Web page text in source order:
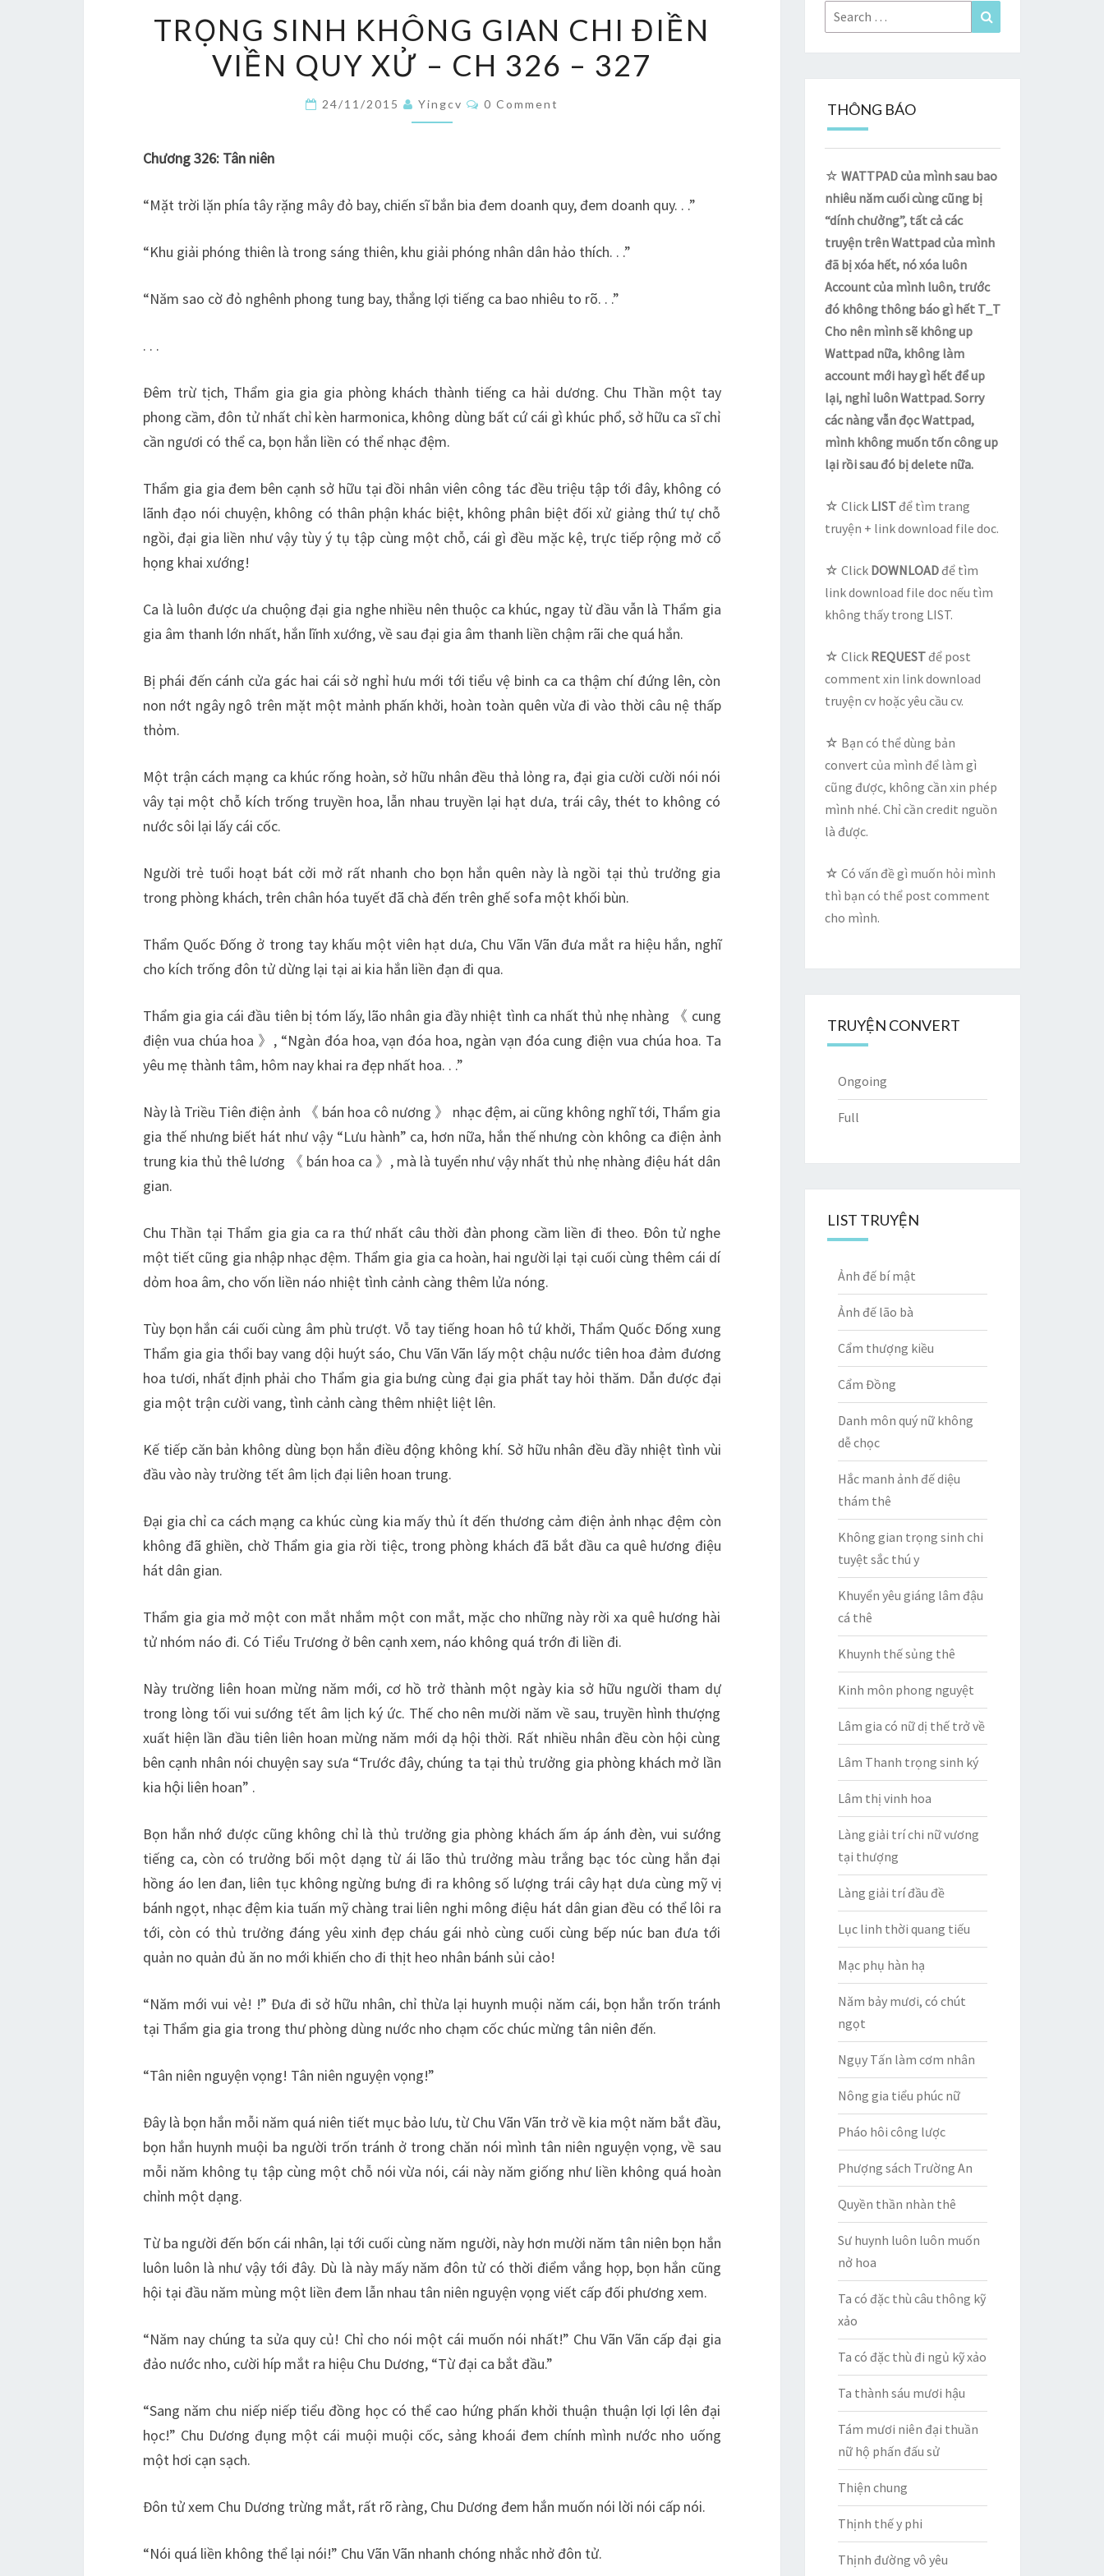
SINH
KHÔNG
GIAN
CHI
XỬ
CH
–
TRỌNG SINH KHÔNG GIAN CHI ĐIỀN
VIỀN QUY XỬ – CH 326 – 327
24/11/2015 Yingcv Comments
0 Comment
Chương 326: Tân niên
“Mặt trời lặn phía tây rặng mây đỏ bay, chiến sĩ bắn bia đem doanh quy, đem doanh quy. . .”
“Khu giải phóng thiên là trong sáng thiên, khu giải phóng nhân dân hảo thích. . .”
“Năm sao cờ đỏ nghênh phong tung bay, thắng lợi tiếng ca bao nhiêu to rõ. . .”
. . .
Đêm trừ tịch, Thẩm gia gia gia phòng khách thành tiếng ca hải dương. Chu Thần một tay
phong cầm, đôn tử nhất chỉ kèn harmonica, không dùng bất cứ cái gì khúc phổ, sở hữu ca sĩ chỉ
cần ngươi có thể ca, bọn hắn liền có thể nhạc đệm.
Thẩm gia gia đem bên cạnh sở hữu tại đồi nhân viên công tác đều triệu tập tới đây, không có
lãnh đạo nói chuyện, không có thân phận khác biệt, không phân biệt đối xử giảng thứ tự chỗ
ngồi, đại gia liền như vậy tùy ý tụ tập cùng một chỗ, cái gì đều mặc kệ, trực tiếp rộng mở cổ
họng khai xướng!
Ca là luôn được ưa chuộng đại gia nghe nhiều nên thuộc ca khúc, ngay từ đầu vẫn là Thẩm gia
gia âm thanh lớn nhất, hắn lĩnh xướng, về sau đại gia âm thanh liền chậm rãi che quá hắn.
Bị phái đến cánh cửa gác hai cái sở nghỉ hưu mới tới tiểu vệ binh ca ca thậm chí đứng lên, còn
non nớt ngây ngô trên mặt một mảnh phấn khởi, hoàn toàn quên vừa đi vào thời câu nệ thấp
thỏm.
Một trận cách mạng ca khúc rống hoàn, sở hữu nhân đều thả lỏng ra, đại gia cười cười nói nói
vây tại một chỗ kích trống truyền hoa, lẫn nhau truyền lại hạt dưa, trái cây, thét to không có
nước sôi lại lấy cái cốc.
Người trẻ tuổi hoạt bát cởi mở rất nhanh cho bọn hắn quên này là ngồi tại thủ trưởng gia
trong phòng khách, trên chân hóa tuyết đã chà đến trên ghế sofa một khối bùn.
Thẩm Quốc Đống ở trong tay khấu một viên hạt dưa, Chu Vãn Vãn đưa mắt ra hiệu hắn, nghĩ
cho kích trống đôn tử dừng lại tại ai kia hắn liền đạn đi qua.
Thẩm gia gia cái đầu tiên bị tóm lấy, lão nhân gia đầy nhiệt tình ca nhất thủ nhẹ nhàng 《 cung
điện vua chúa hoa 》, “Ngàn đóa hoa, vạn đóa hoa, ngàn vạn đóa cung điện vua chúa hoa. Ta
yêu mẹ thành tâm, hôm nay khai ra đẹp nhất hoa. . .”
Này là Triều Tiên điện ảnh 《 bán hoa cô nương 》 nhạc đệm, ai cũng không nghĩ tới, Thẩm gia
gia thế nhưng biết hát như vậy “Lưu hành” ca, hơn nữa, hắn thế nhưng còn không ca điện ảnh
trung kia thủ thê lương 《 bán hoa ca 》, mà là tuyển như vậy nhất thủ nhẹ nhàng điệu hát dân
gian.
Chu Thần tại Thẩm gia gia ca ra thứ nhất câu thời đàn phong cầm liền đi theo. Đôn tử nghe
một tiết cũng gia nhập nhạc đệm. Thẩm gia gia ca hoàn, hai người lại tại cuối cùng thêm cái dí
dỏm hoa âm, cho vốn liền náo nhiệt tình cảnh càng thêm lửa nóng.
Tùy bọn hắn cái cuối cùng âm phù trượt. Vỗ tay tiếng hoan hô tứ khởi, Thẩm Quốc Đống xung
Thẩm gia gia thổi bay vang dội huýt sáo, Chu Vãn Vãn lấy một chậu nước tiên hoa đảm đương
hoa tươi, nhất định phải cho Thẩm gia gia bưng cùng đại gia phất tay hỏi thăm. Dẫn được đại
gia một trận cười vang, tình cảnh càng thêm nhiệt liệt lên.
Kế tiếp căn bản không dùng bọn hắn điều động không khí. Sở hữu nhân đều đầy nhiệt tình vùi
đầu vào này trường tết âm lịch đại liên hoan trung.
Đại gia chỉ ca cách mạng ca khúc cùng kia mấy thủ ít đến thương cảm điện ảnh nhạc đệm còn
không đã ghiền, chờ Thẩm gia gia rời tiệc, trong phòng khách đã bắt đầu ca quê hương điệu
hát dân gian.
Thẩm gia gia mở một con mắt nhắm một con mắt, mặc cho những này rời xa quê hương hài
tử nhóm náo đi. Có Tiểu Trương ở bên cạnh xem, náo không quá trớn đi liền đi.
Này trường liên hoan mừng năm mới, cơ hồ trở thành một ngày kia sở hữu người tham dự
trong lòng tối vui sướng tết âm lịch ký ức. Thế cho nên mười năm về sau, truyền hình thượng
xuất hiện lần đầu tiên liên hoan mừng năm mới dạ hội thời. Rất nhiều nhân đều còn hội cùng
bên cạnh nhân nói chuyện say sưa “Trước đây, chúng ta tại thủ trưởng gia phòng khách mở lần
kia hội liên hoan” .
Bọn hắn nhớ được cũng không chỉ là thủ trưởng gia phòng khách ấm áp ánh đèn, vui sướng
tiếng ca, còn có trưởng bối một dạng từ ái lão thủ trưởng màu trắng bạc tóc cùng hắn đại
hồng áo len đan, liên tục không ngừng bưng đi ra không số lượng trái cây hạt dưa cùng mỹ vị
bánh ngọt, nhạc đệm kia tuấn mỹ chàng trai liên nghi mông điệu hát dân gian đều có thể lôi ra
tới, còn có thủ trưởng đáng yêu xinh đẹp cháu gái nhỏ cùng cuối cùng bếp núc ban đưa tới
quản no quản đủ ăn no mới khiến cho đi thịt heo nhân bánh sủi cảo!
“Năm mới vui vẻ! !” Đưa đi sở hữu nhân, chỉ thừa lại huynh muội năm cái, bọn hắn trốn tránh
tại Thẩm gia gia trong thư phòng dùng nước nho chạm cốc chúc mừng tân niên đến.
“Tân niên nguyện vọng! Tân niên nguyện vọng!”
Đây là bọn hắn mỗi năm quá niên tiết mục bảo lưu, từ Chu Vãn Vãn trở về kia một năm bắt đầu,
bọn hắn huynh muội ba người trốn tránh ở trong chăn nói mình tân niên nguyện vọng, về sau
mỗi năm không tụ tập cùng một chỗ nói vừa nói, cái này năm giống như liền không quá hoàn
chỉnh một dạng.
Từ ba người đến bốn cái nhân, lại tới cuối cùng năm người, này hơn mười năm tân niên bọn hắn
luôn luôn là như vậy tới đây. Dù là này mấy năm đôn tử có thời điểm vắng họp, bọn hắn cũng
hội tại đầu năm mùng một liền đem lẫn nhau tân niên nguyện vọng viết cấp đối phương xem.
“Năm nay chúng ta sửa quy củ! Chỉ cho nói một cái muốn nói nhất!” Chu Vãn Vãn cấp đại gia
đảo nước nho, cười híp mắt ra hiệu Chu Dương, “Từ đại ca bắt đầu.”
“Sang năm chu niếp niếp tiểu đồng học có thể cao hứng phấn khởi thuận thuận lợi lợi lên đại
học!” Chu Dương đụng một cái muội muội cốc, sảng khoái đem chính mình nước nho uống
một hơi cạn sạch.
Đôn tử xem Chu Dương trừng mắt, rất rõ ràng, Chu Dương đem hắn muốn nói lời nói cấp nói.
“Nói quá liền không thể lại nói!” Chu Vãn Vãn nhanh chóng nhắc nhở đôn tử.
Search
for:
THÔNG BÁO
☆ WATTPAD của mình sau bao
nhiêu năm cuối cùng cũng bị
“dính chưởng”, tất cả các
truyện trên Wattpad của mình
đã bị xóa hết, nó xóa luôn
Account của mình luôn, trước
đó không thông báo gì hết T_T
Cho nên mình sẽ không up
Wattpad nữa, không làm
account mới hay gì hết để up
lại, nghỉ luôn Wattpad. Sorry
các nàng vẫn đọc Wattpad,
mình không muốn tốn công up
lại rồi sau đó bị delete nữa.
☆ Click LISTđể tìm trang
truyện + link download file doc.
☆ Click DOWNLOADđể tìm
link download file doc nếu tìm
không thấy trong LIST.
☆ Click REQUESTđể post
comment xin link download
truyện cv hoặc yêu cầu cv.
☆ Bạn có thể dùng bản
convert của mình để làm gì
cũng được, không cần xin phép
mình nhé. Chỉ cần credit nguồn
là được.
☆ Có vấn đề gì muốn hỏi mình
thì bạn có thể post comment
cho mình.
TRUYỆN CONVERT
Ongoing
Full
LIST TRUYỆN
Ảnh đế bí mật
Ảnh đế lão bà
Cẩm thượng kiều
Cẩm Đồng
Danh môn quý nữ không
dễ chọc
Hắc manh ảnh đế diệu
thám thê
Không gian trọng sinh chi
tuyệt sắc thú y
Khuyển yêu giáng lâm đậu
cá thê
Khuynh thế sủng thê
Kinh môn phong nguyệt
Lâm gia có nữ dị thế trở về
Lâm Thanh trọng sinh ký
Lâm thị vinh hoa
Làng giải trí chi nữ vương
tại thượng
Làng giải trí đầu đề
Lục linh thời quang tiếu
Mạc phụ hàn hạ
Năm bảy mươi, có chút
ngọt
Ngụy Tấn làm cơm nhân
Nông gia tiểu phúc nữ
Pháo hôi công lược
Phượng sách Trường An
Quyền thần nhàn thê
Sư huynh luôn luôn muốn
nở hoa
Ta có đặc thù câu thông kỹ
xảo
Ta có đặc thù đi ngủ kỹ xảo
Ta thành sáu mươi hậu
Tám mươi niên đại thuần
nữ hộ phấn đấu sử
Thiện chung
Thịnh thế y phi
Thịnh đường vô yêu